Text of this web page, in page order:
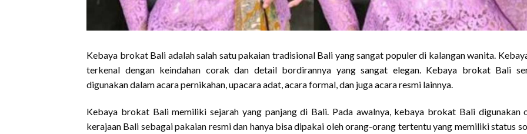
Kebaya brokat Bali adalah salah satu pakaian tradisional Bali yang sangat populer di kalangan wanita.
terkenal dengan keindahan corak dan detail bordirannya yang sangat elegan. Kebaya brokat Bali
digunakan dalam acara pernikahan, upacara adat, acara formal, dan juga acara resmi lainnya.
Kebaya brokat Bali memiliki sejarah yang panjang di Bali. Pada awalnya, kebaya brokat Bali digunakan
kerajaan Bali sebagai pakaian resmi dan hanya bisa dipakai oleh orang-orang tertentu yang memiliki status